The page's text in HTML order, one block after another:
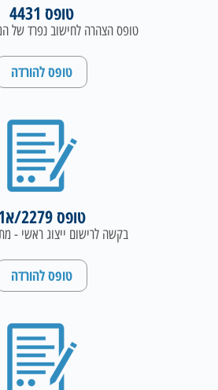
טופס 4431
טופס הצהרה לחישוב נפרד של
טופס להורדה
טופס 2279/א1
בקשה לרישום ייצוג ראשי -
טופס להורדה